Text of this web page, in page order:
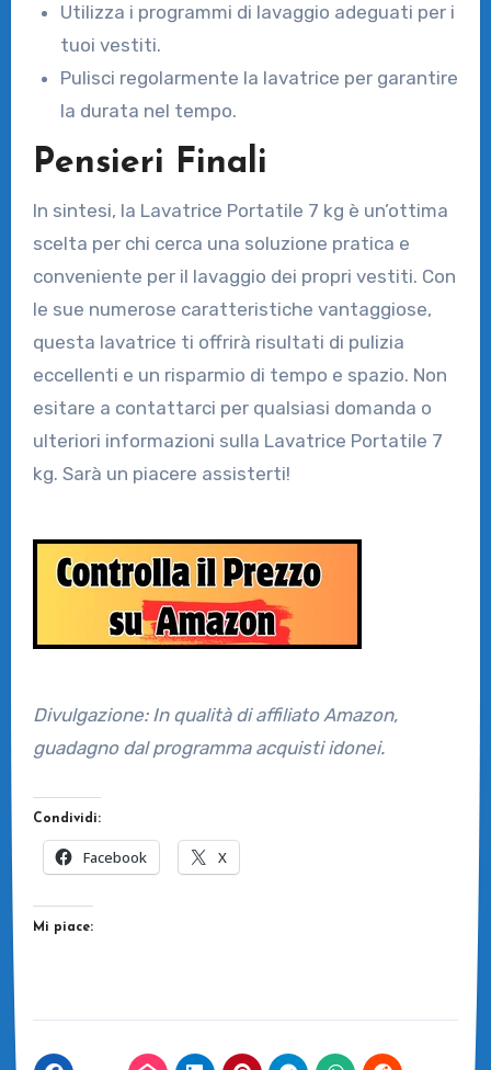
Utilizza i programmi di lavaggio adeguati per i
tuoi vestiti.
Pulisci regolarmente la lavatrice per garantire
la durata nel tempo.
Pensieri Finali
In sintesi, la Lavatrice Portatile 7 kg è un’ottima
scelta per chi cerca una soluzione pratica e
conveniente per il lavaggio dei propri vestiti. Con
le sue numerose caratteristiche vantaggiose,
questa lavatrice ti offrirà risultati di pulizia
eccellenti e un risparmio di tempo e spazio. Non
esitare a contattarci per qualsiasi domanda o
ulteriori informazioni sulla Lavatrice Portatile 7
kg. Sarà un piacere assisterti!
Divulgazione: In qualità di affiliato Amazon,
guadagno dal programma acquisti idonei.
Condividi:
Facebook X
Mi piace: